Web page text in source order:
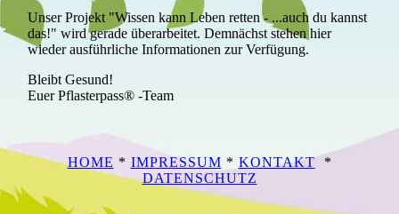
Unser Projekt "Wissen kann Leben retten - ...auch du kannst
das!" wird gerade überarbeitet. Demnächst stehen hier
wieder ausführliche Informationen zur Verfügung.
Bleibt Gesund!
Euer Pflasterpass® -Team
HOME * IMPRESSUM * KONTAKT *
DATENSCHUTZ